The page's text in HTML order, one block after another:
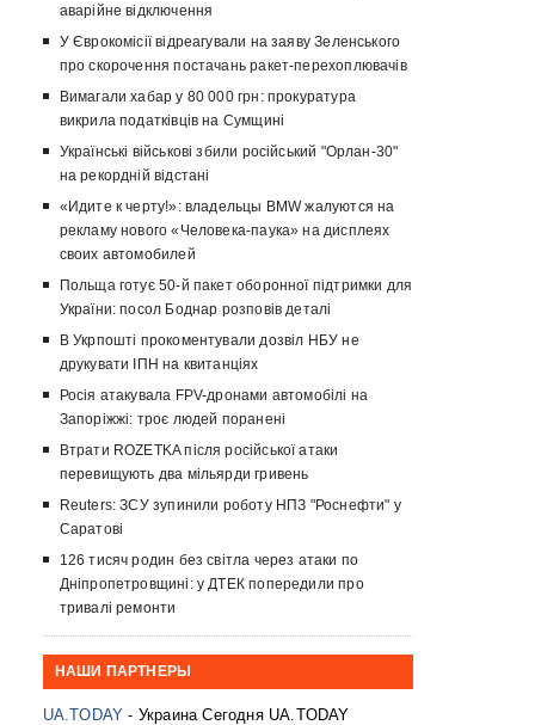
аварійне відключення
У Єврокомісії відреагували на заяву Зеленського
про скорочення постачань ракет-перехоплювачів
Вимагали хабар у 80 000 грн: прокуратура
викрила податківців на Сумщині
Українські військові збили російський "Орлан-30"
на рекордній відстані
«Идите к черту!»: владельцы BMW жалуются на
рекламу нового «Человека-паука» на дисплеях
своих автомобилей
Польща готує 50-й пакет оборонної підтримки для
України: посол Боднар розповів деталі
В Укрпошті прокоментували дозвіл НБУ не
друкувати ІПН на квитанціях
Росія атакувала FPV-дронами автомобілі на
Запоріжжі: троє людей поранені
Втрати ROZETKA після російської атаки
перевищують два мільярди гривень
Reuters: ЗСУ зупинили роботу НПЗ "Роснефти" у
Саратові
126 тисяч родин без світла через атаки по
Дніпропетровщині: у ДТЕК попередили про
тривалі ремонти
НАШИ ПАРТНЕРЫ
UA.TODAY - Украина Сегодня UA.TODAY